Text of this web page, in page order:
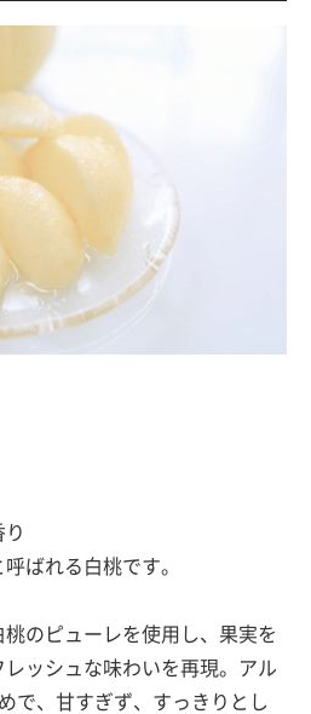
り
ばれる白桃です。
のピューレを使用し、果実を
ッシュな味わいを再現。アル
で、甘すぎず、すっきりとし